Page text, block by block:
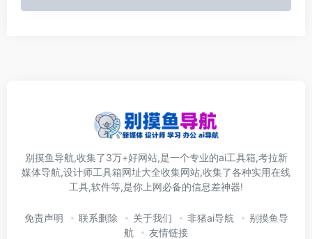
别摸鱼导航,收集了3万+好网站,是一个专业的ai工具箱,考拉新
媒体导航,设计师工具箱网址大全收集网站,收集了各种实用在线
工具,软件等,是你上网必备的信息差神器!
免责声明 联系删除 关于我们 非猪ai导航
别摸鱼导
航
友情链接